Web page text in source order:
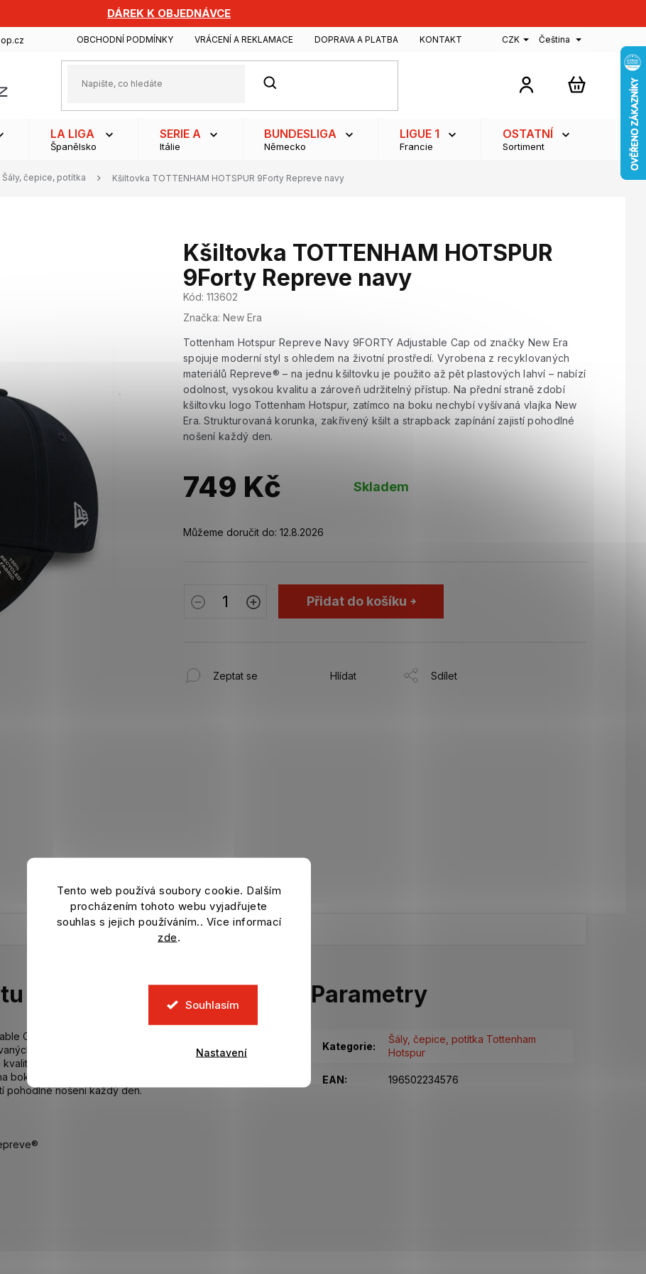
Tento web používá soubory cookie. Dalším
procházením tohoto webu vyjadřujete
souhlas s jejich používáním.. Více informací
zde.
Souhlasím
Nastavení
DÁREK K OBJEDNÁVCE
OBCHODNÍ PODMÍNKY VRÁCENÍ A REKLAMACE DOPRAVA A PLATBA KONTAKT CZK Čeština
HLEDAT
NÁKUPNÍ
LA LIGA
Španělsko
SERIE A
Itálie
BUNDESLIGA
Německo
LIGUE 1
Francie
OSTATNÍ
Sortiment
Šály, čepice, potítka Kšiltovka TOTTENHAM HOTSPUR 9Forty Repreve navy
Kšiltovka TOTTENHAM HOTSPUR
9Forty Repreve navy
Kód: 113602
Značka: New Era
Tottenham Hotspur Repreve Navy 9FORTY Adjustable Cap od značky New Era
spojuje moderní styl s ohledem na životní prostředí. Vyrobena z recyklovaných
materiálů Repreve® – na jednu kšiltovku je použito až pět plastových lahví – nabízí
odolnost, vysokou kvalitu a zároveň udržitelný přístup. Na přední straně zdobí
kšiltovku logo Tottenham Hotspur, zatímco na boku nechybí vyšívaná vlajka New
Era. Strukturovaná korunka, zakřivený kšilt a strapback zapínání zajistí pohodlné
nošení každý den.
749 Kč
cena:
Skladem
Můžeme doručit do: 12.8.2026
Přidat do košíku
Zeptat se Hlídat Sdílet
Cap od značky New Era spojuje moderní styl s
materiálů Repreve® – na jednu kšiltovku je použito
a zároveň udržitelný přístup. Na přední straně
nechybí vyšívaná vlajka New Era. Strukturovaná
pohodlné nošení každý den.
Parametry
Kategorie:
Šály, čepice, potítka Tottenham
Hotspur
EAN : 196502234576